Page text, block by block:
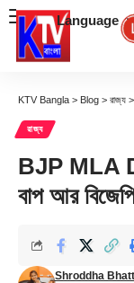
Language
KTV Bangla > Blog > রাজ্য >
রাজ্য
BJP MLA
বাপ আর
Shroddha